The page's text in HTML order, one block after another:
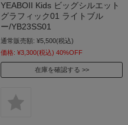
YEABOII Kids ビッグシルエット
グラフィック01 ライトブル
ー/YB23SS01
通常販売額: ¥5,500(税込)
価格: ¥3,300(税込) 40%OFF
在庫を確認する